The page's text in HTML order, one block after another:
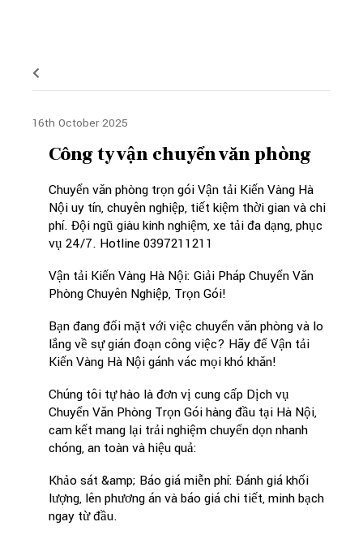
16th October 2025
Công ty vận chuyển văn phòng
Chuyển văn phòng trọn gói Vận tải Kiến Vàng Hà
Nội uy tín, chuyên nghiệp, tiết kiệm thời gian và chi
phí. Đội ngũ giàu kinh nghiệm, xe tải đa dạng, phục
vụ 24/7. Hotline 0397211211
Vận tải Kiến Vàng Hà Nội: Giải Pháp Chuyển Văn
Phòng Chuyên Nghiệp, Trọn Gói!
Bạn đang đối mặt với việc chuyển văn phòng và lo
lắng về sự gián đoạn công việc? Hãy để Vận tải
Kiến Vàng Hà Nội gánh vác mọi khó khăn!
Chúng tôi tự hào là đơn vị cung cấp Dịch vụ
Chuyển Văn Phòng Trọn Gói hàng đầu tại Hà Nội,
cam kết mang lại trải nghiệm chuyển dọn nhanh
chóng, an toàn và hiệu quả:
Khảo sát &amp; Báo giá miễn phí: Đánh giá khối
lượng, lên phương án và báo giá chi tiết, minh bạch
ngay từ đầu.